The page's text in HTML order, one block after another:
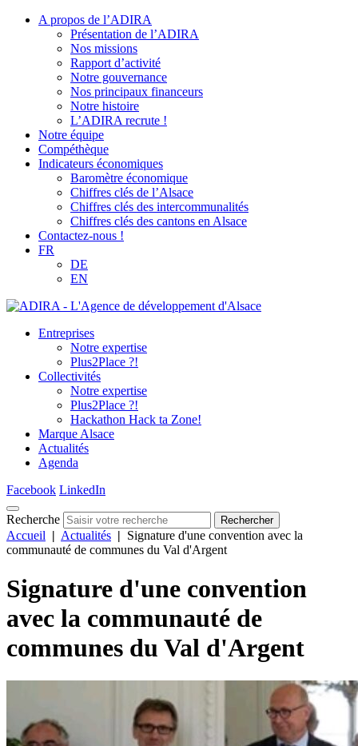
A propos de l’ADIRA
Présentation de l’ADIRA
Nos missions
Rapport d’activité
Notre gouvernance
Nos principaux financeurs
Notre histoire
L’ADIRA recrute !
Notre équipe
Compéthèque
Indicateurs économiques
Baromètre économique
Chiffres clés de l’Alsace
Chiffres clés des intercommunalités
Chiffres clés des cantons en Alsace
Contactez-nous !
FR
DE
EN
Entreprises
Notre expertise
Plus2Place ?!
Collectivités
Notre expertise
Plus2Place ?!
Hackathon Hack ta Zone!
Marque Alsace
Actualités
Agenda
Facebook LinkedIn
Recherche Rechercher
Accueil | Actualités | Signature d'une convention avec la
communauté de communes du Val d'Argent
Signature d'une convention
avec la communauté de
communes du Val d'Argent